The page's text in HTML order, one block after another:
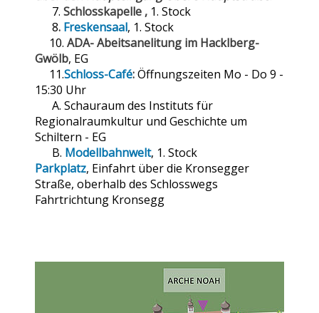
7. Schlosskapelle , 1. Stock
8. Freskensaal, 1. Stock
10. ADA- Abeitsanelitung im Hacklberg-
Gwölb, EG
11.Schloss-Café:Öffnungszeiten Mo - Do 9 -
15:30 Uhr
A. Schauraum des Instituts für
Regionalraumkultur und Geschichte um
Schiltern - EG
B. Modellbahnwelt, 1. Stock
Parkplatz, Einfahrt über die Kronsegger
Straße, oberhalb des Schlosswegs
Fahrtrichtung Kronsegg